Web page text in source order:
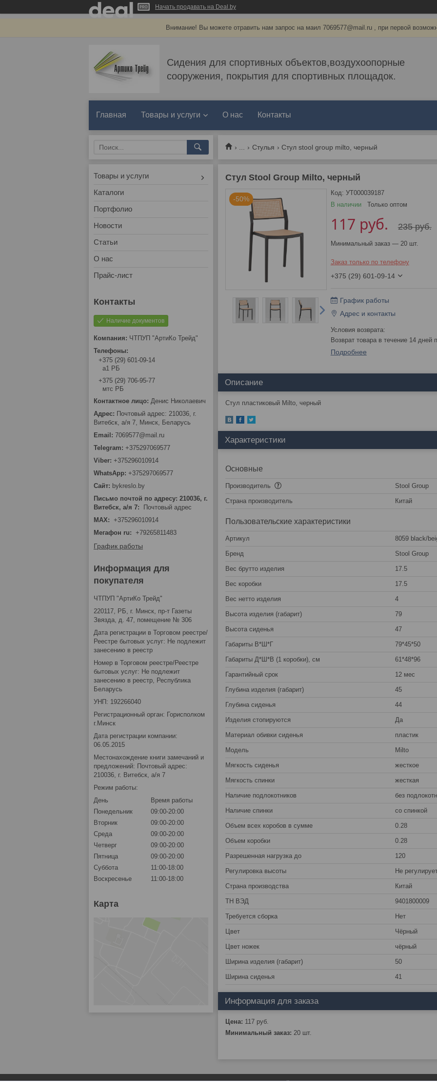
Начать продавать на Deal.by
Внимание! Вы можете отравить нам запрос на маил 7069577@mail.ru , при первой
Сидения для спортивных объектов,воздухоопорные
сооружения, покрытия для спортивных площадок.
Главная Товары и услуги О нас Контакты
Стулья Стул stool group milto, черный
Стул Stool Group Milto, черный
-50%
В наличии Только оптом
Код: УТ000039187
235руб.
117 руб.
Минимальный заказ — 20 шт.
Заказ только по телефону
+375 (29) 601-09-14
График работы
Адрес и контакты
возврат товара в течение 14 дней
Подробнее
Описание
Стул пластиковый Milto, черный
Характеристики
Основные
Производитель Stool Group
Страна производитель Китай
Пользовательские характеристики
Артикул 8059 black/
Бренд Stool Group
Вес брутто изделия 17.5
Вес коробки 17.5
Вес нетто изделия 4
Высота изделия (габарит) 79
Высота сиденья 47
Габариты В*Ш*Г 79*45*50
Габариты Д*Ш*В (1 коробки), см 61*48*96
Гарантийный срок 12 мес
Глубина изделия (габарит) 45
Глубина сиденья 44
Изделия стопируются Да
Материал обивки сиденья пластик
Модель Milto
Мягкость сиденья жесткое
Мягкость спинки жесткая
Наличие подлокотников без
Наличие спинки со спинкой
Объем всех коробов в сумме 0.28
Объем коробки 0.28
Разрешенная нагрузка до 120
Регулировка высоты Не
Страна производства Китай
ТН ВЭД 9401800009
Требуется сборка Нет
Цвет Чёрный
Цвет ножек чёрный
Ширина изделия (габарит) 50
Ширина сиденья 41
Информация для заказа
Цена: 117 руб.
Минимальный заказ: 20 шт.
Товары и услуги
Каталоги
Портфолио
Новости
Статьи
О нас
Прайс-лист
Наличие документов
ЧТПУП "АртиКо Трейд"
+375 (29) 601-09-14
а1 РБ
+375 (29) 706-95-77
мтс РБ
Денис Николаевич
Почтовый адрес: 210036, г.
Витебск, а/я 7, Минск, Беларусь
7069577@mail.ru
+375297069577
+375296010914
+375297069577
bykreslo.by
Письмо почтой по адресу: 210036, г.
Витебск, а/я 7
Почтовый адрес
MAX
+375296010914
Мегафон ru
+79265811483
График работы
Информация для
покупателя
ЧТПУП "АртиКо Трейд"
220117, РБ, г. Минск, пр-т Газеты
Звязда, д. 47, помещение № 306
Дата регистрации в Торговом реестре/
Реестре бытовых услуг: Не подлежит
занесению в реестр
Номер в Торговом реестре/Реестре
бытовых услуг: Не подлежит
занесению в реестр, Республика
Беларусь
УНП: 192266040
Регистрационный орган: Горисполком
г.Минск
Дата регистрации компании:
06.05.2015
Местонахождение книги замечаний и
предложений: Почтовый адрес:
210036, г. Витебск, а/я 7
Режим работы:
День
Время работы
Понедельник
09:00-20:00
Вторник
09:00-20:00
Среда
09:00-20:00
Четверг
09:00-20:00
Пятница
09:00-20:00
Суббота
11:00-18:00
Воскресенье
11:00-18:00
Карта
Сайт создан на платформе Deal.by